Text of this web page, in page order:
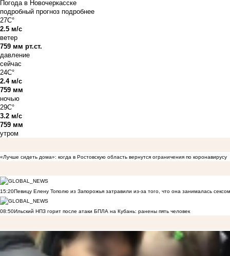
Погода в Новочеркасске
подробный прогноз подробнее
27C°
2.5 м/с
ветер
759 мм рт.ст.
давление
сейчас
24C°
2.4 м/с
759 мм
ночью
29C°
3.2 м/с
759 мм
утром
«Лучше сидеть дома»: когда в Ростовскую область вернутся ограничения по коронавирусу
15:20Певицу Елену Тополю из Запорожья затравили из-за того, что она занималась
08:50Ильский НПЗ горит после атаки БПЛА на Кубань: ранены пять человек